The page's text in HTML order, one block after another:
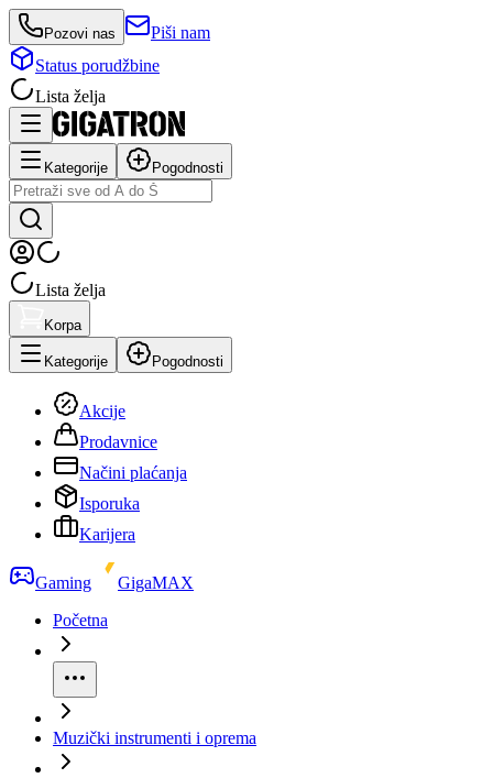
Pozovi nas
Piši nam
Status porudžbine
Lista želja
Kategorije Pogodnosti
Lista želja
Korpa
Kategorije Pogodnosti
Akcije
Prodavnice
Načini plaćanja
Isporuka
Karijera
Gaming
GigaMAX
Početna
Muzički instrumenti i oprema